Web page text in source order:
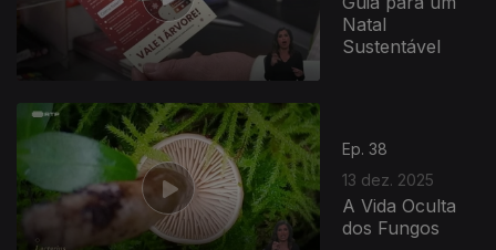
Natal
Sustentável
Ep. 38
13 dez. 2025
A Vida Oculta
dos Fungos